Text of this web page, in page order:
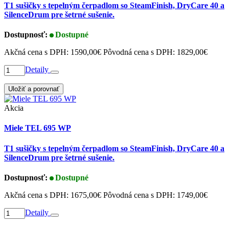
T1 sušičky s tepelným čerpadlom so SteamFinish, DryCare 40 a
SilenceDrum pre šetrné sušenie.
Dostupnosť:
Dostupné
Akčná cena s DPH: 1590,00€ Pôvodná cena s DPH: 1829,00€
Detaily
Uložiť a porovnať
Akcia
Miele TEL 695 WP
T1 sušičky s tepelným čerpadlom so SteamFinish, DryCare 40 a
SilenceDrum pre šetrné sušenie.
Dostupnosť:
Dostupné
Akčná cena s DPH: 1675,00€ Pôvodná cena s DPH: 1749,00€
Detaily